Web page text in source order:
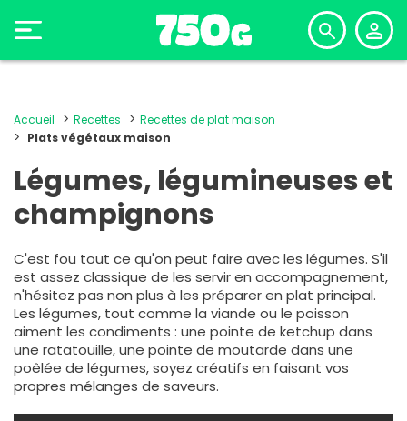
Accueil Recettes
Recettes de plat maison
Plats végétaux maison
Légumes, légumineuses et
champignons
C'est fou tout ce qu'on peut faire avec les légumes. S'il
est assez classique de les servir en accompagnement,
n'hésitez pas non plus à les préparer en plat principal.
Les légumes, tout comme la viande ou le poisson
aiment les condiments : une pointe de ketchup dans
une ratatouille, une pointe de moutarde dans une
poêlée de légumes, soyez créatifs en faisant vos
propres mélanges de saveurs.